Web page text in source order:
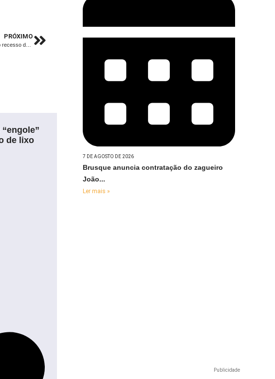
PRÓXIMO
Serviços de manutenção no município continuaram em pleno recesso de fim de ano
de lixo
7 DE AGOSTO DE 2026
Brusque anuncia contratação do zagueiro
João...
Ler mais »
Publicidade